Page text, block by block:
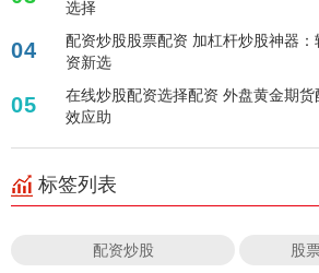
选择
04
配资炒股股票配资 加杠杆炒股神器
资新选
05
在线炒股配资选择配资 外盘黄金期
效应助
标签列表
配资炒股 股